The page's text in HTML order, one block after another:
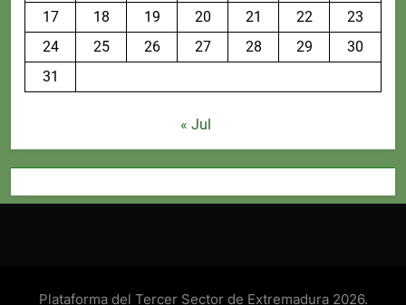
17
18 19 20 21 22
23
24
25 26 27 28 29
30
31
« Jul
Plataforma del Tercer Sector de Extremadura 2026.